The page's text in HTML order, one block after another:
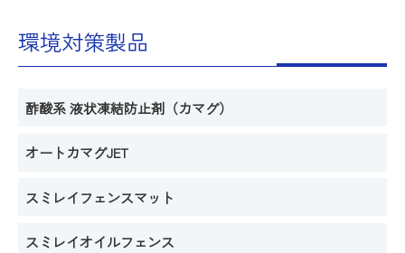
環境対策製品
酢酸系 液状凍結防止剤（カマグ）
オートカマグJET
スミレイフェンスマット
スミレイオイルフェンス